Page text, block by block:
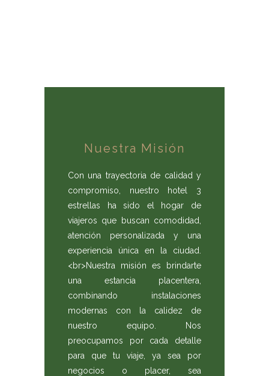
Nuestra Misión
Con una trayectoria de calidad y
compromiso, nuestro hotel 3
estrellas ha sido el hogar de
viajeros que buscan comodidad,
atención personalizada y una
experiencia única en la ciudad.
<br>Nuestra misión es brindarte
una estancia placentera,
combinando instalaciones
modernas con la calidez de
nuestro equipo. Nos
preocupamos por cada detalle
para que tu viaje, ya sea por
negocios o placer, sea